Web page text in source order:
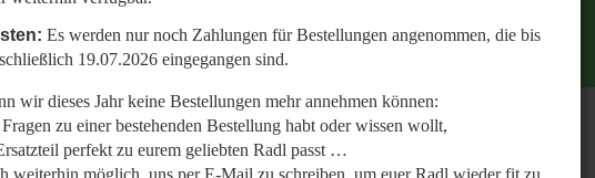
Es werden nur noch Zahlungen für Bestellungen angenommen, die bis
19.07.2026 eingegangen sind.
wir dieses Jahr keine Bestellungen mehr annehmen können:
zu einer bestehenden Bestellung habt oder wissen wollt,
perfekt zu eurem geliebten Radl passt …
weiterhin möglich, uns per E-Mail zu schreiben, um euer Radl wieder fit zu
wieder fit zu bekommen.
auf den gemeinsamen Start in die neue Saison am 01.01.2027!